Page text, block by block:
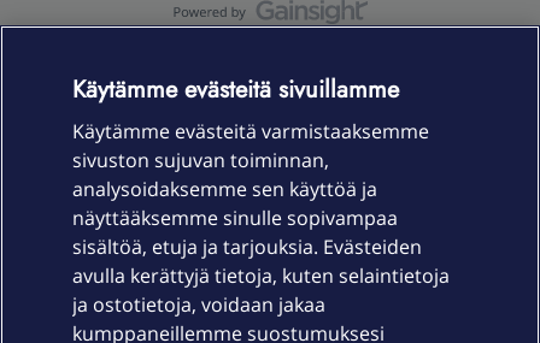
Laitteet & liittymät
Palvelut
Käytämme evästeitä sivuillamme
Käytämme evästeitä varmistaaksemme
sivuston sujuvan toiminnan,
analysoidaksemme sen käyttöä ja
näyttääksemme sinulle sopivampaa
sisältöä, etuja ja tarjouksia. Evästeiden
avulla kerättyjä tietoja, kuten selaintietoja
ja ostotietoja, voidaan jakaa
kumppaneillemme suostumuksesi